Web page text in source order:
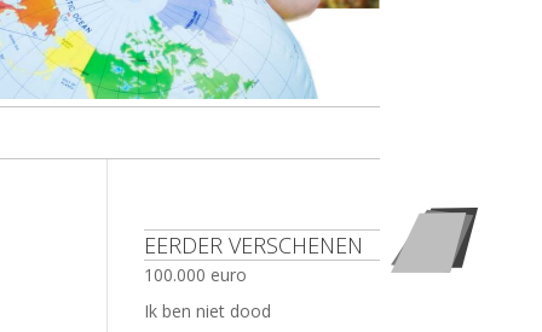
EERDER VERSCHENEN
100.000 euro
Ik ben niet dood